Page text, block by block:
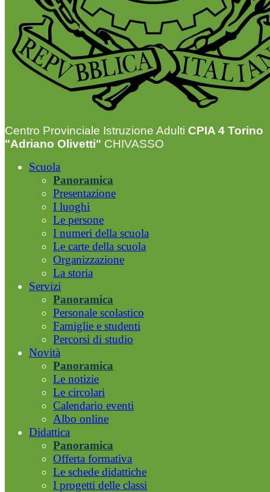
Centro Provinciale Istruzione Adulti CPIA 4 Torino
"Adriano Olivetti" CHIVASSO
Scuola
Panoramica
Presentazione
I luoghi
Le persone
I numeri della scuola
Le carte della scuola
Organizzazione
La storia
Servizi
Panoramica
Personale scolastico
Famiglie e studenti
Percorsi di studio
Novità
Panoramica
Le notizie
Le circolari
Calendario eventi
Albo online
Didattica
Panoramica
Offerta formativa
Le schede didattiche
I progetti delle classi